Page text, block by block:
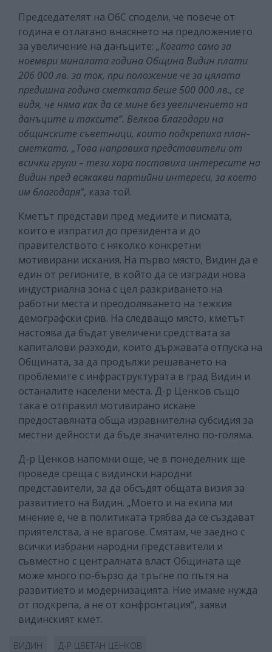
Председателят на ОбС сподели, че повече от
година е отлагано внасянето на предложението
за увеличение на данъците: „Когато само за
ноември миналата година Община Видин плати
206 000 лв. за ток, при положение че за цялата
предишна година сметката беше 500 000 лв., се
видя, че няма как да се мине без увеличението на
данъците и таксите“. Велков благодари на
общинските съветници, които подкрепиха план-
сметката. „Това направиха представители от
всички групи – тези хора поставиха интересите на
Видин пред всякакви партийни интереси, за което
им благодаря“, каза той.
Кметът представи пред медиите и писмата,
които е изпратил до президента и до
правителството с няколко конкретни
мотивирани искания. На първо място, Видин да е
един от регионите, в който да се изгради нова
индустриална зона с цел разкриването на
работни места и преодоляването на тежкия
демографски срив. На следващо място, кметът
настоява да бъдат увеличени средствата за
капиталови разходи, които държавата отпуска на
Общината, за да продължи решаването на
проблемите с инфраструктурата в град Видин и
останалите населени места. Д-р Ценков също
така е отправил мотивирано искане
предоставяната обща изравнителна субсидия за
местни дейности да бъде значително по-голяма.
Д-р Ценков напомни още, че в понеделник ще
проведе среща с видински народни
представители, за да обсъдят общата визия за
развитието на Видин. „Моето и на екипа ми
мнение е, че в политиката трябва да се създават
приятелства, а не врагове. Смятам, че заедно с
всички избрани народни представители и
съвместно с централната власт Общината ще
може много по-бързо да тръгне по пътя на
развитието и модернизацията. Ние имаме нужда
от подкрепа, а не от конфронтация“, заяви
видинският кмет.
ВИДИН Д-Р ЦВЕТАН ЦЕНКОВ